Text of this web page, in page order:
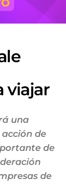
viajar
una
acción de
de
de